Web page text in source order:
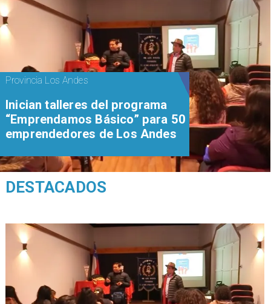
Provincia Los Andes
Inician talleres del programa
“Emprendamos Básico” para 50
emprendedores de Los Andes
DESTACADOS